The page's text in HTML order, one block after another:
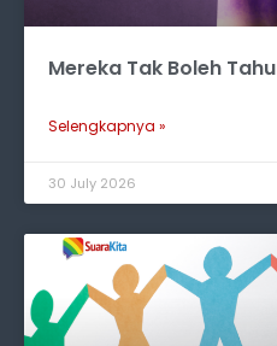
Mereka Tak Boleh Tahu
Selengkapnya »
30 July 2026